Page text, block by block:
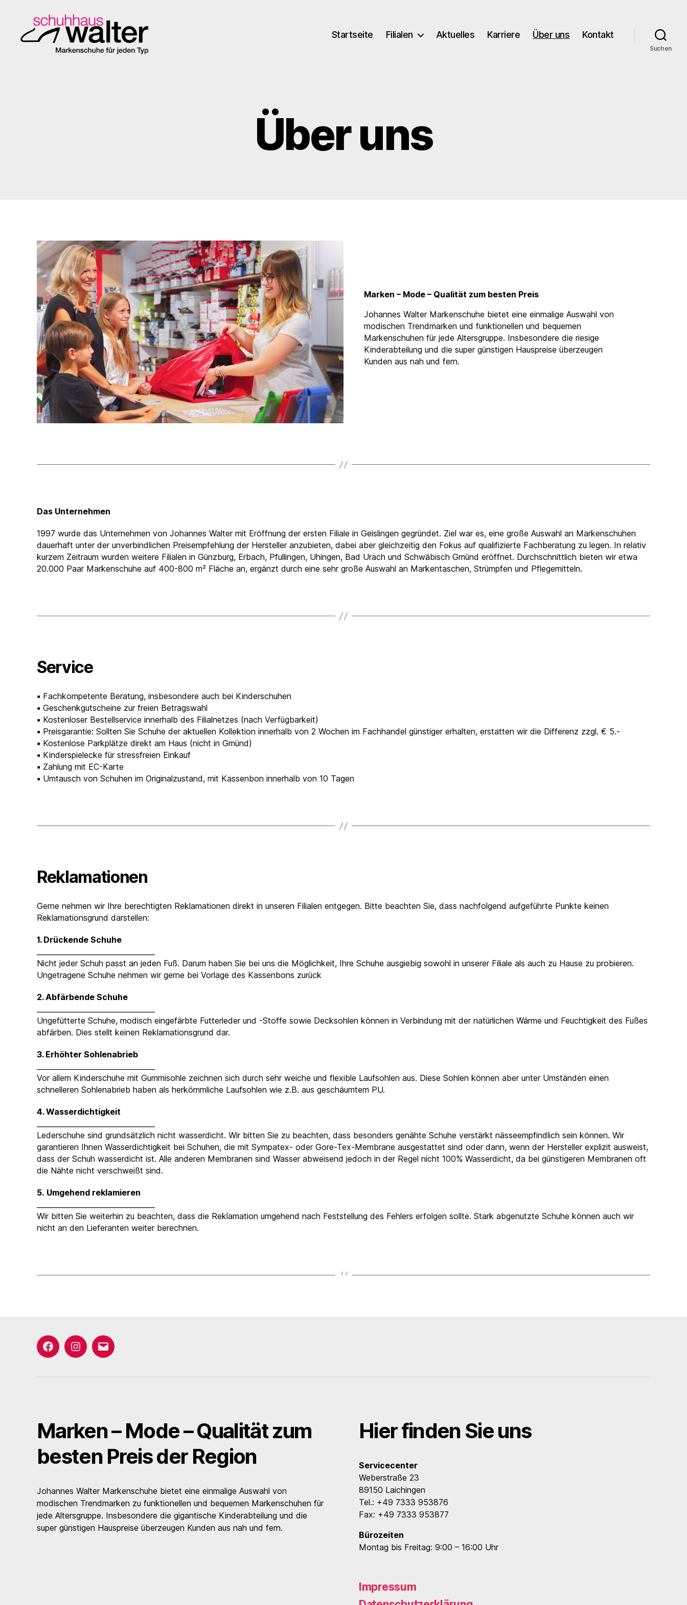
Startseite Filialen Aktuelles Karriere Über uns Kontakt
Suchen
Über uns
Marken – Mode – Qualität zum besten Preis
Johannes Walter Markenschuhe bietet eine einmalige Auswahl von
modischen Trendmarken und funktionellen und bequemen
Markenschuhen für jede Altersgruppe. Insbesondere die riesige
Kinderabteilung und die super günstigen Hauspreise überzeugen
Kunden aus nah und fern.
Das Unternehmen
1997 wurde das Unternehmen von Johannes Walter mit Eröffnung der ersten Filiale in Geislingen gegründet. Ziel war es, eine große Auswahl an Markenschuhen
dauerhaft unter der unverbindlichen Preisempfehlung der Hersteller anzubieten, dabei aber gleichzeitig den Fokus auf qualifizierte Fachberatung zu legen. In relativ
kurzem Zeitraum wurden weitere Filialen in Günzburg, Erbach, Pfullingen, Uhingen, Bad Urach und Schwäbisch Gmünd eröffnet. Durchschnittlich bieten wir etwa
20.000 Paar Markenschuhe auf 400-800 m² Fläche an, ergänzt durch eine sehr große Auswahl an Markentaschen, Strümpfen und Pflegemitteln.
Service
▪︎ Fachkompetente Beratung, insbesondere auch bei Kinderschuhen
▪︎ Geschenkgutscheine zur freien Betragswahl
▪︎ Kostenloser Bestellservice innerhalb des Filialnetzes (nach Verfügbarkeit)
▪︎ Preisgarantie: Sollten Sie Schuhe der aktuellen Kollektion innerhalb von 2 Wochen im Fachhandel günstiger erhalten, erstatten wir die Differenz zzgl. € 5.-
▪︎ Kostenlose Parkplätze direkt am Haus (nicht in Gmünd)
▪︎ Kinderspielecke für stressfreien Einkauf
▪︎ Zahlung mit EC-Karte
▪︎ Umtausch von Schuhen im Originalzustand, mit Kassenbon innerhalb von 10 Tagen
Reklamationen
Gerne nehmen wir Ihre berechtigten Reklamationen direkt in unseren Filialen entgegen. Bitte beachten Sie, dass nachfolgend aufgeführte Punkte keinen
Reklamationsgrund darstellen:
1. Drückende Schuhe
Nicht jeder Schuh passt an jeden Fuß. Darum haben Sie bei uns die Möglichkeit, Ihre Schuhe ausgiebig sowohl in unserer Filiale als auch zu Hause zu probieren.
Ungetragene Schuhe nehmen wir gerne bei Vorlage des Kassenbons zurück
2. Abfärbende Schuhe
Ungefütterte Schuhe, modisch eingefärbte Futterleder und -Stoffe sowie Decksohlen können in Verbindung mit der natürlichen Wärme und Feuchtigkeit des Fußes
abfärben. Dies stellt keinen Reklamationsgrund dar.
3. Erhöhter Sohlenabrieb
Vor allem Kinderschuhe mit Gummisohle zeichnen sich durch sehr weiche und flexible Laufsohlen aus. Diese Sohlen können aber unter Umständen einen
schnelleren Sohlenabrieb haben als herkömmliche Laufsohlen wie z.B. aus geschäumtem PU.
4. Wasserdichtigkeit
Lederschuhe sind grundsätzlich nicht wasserdicht. Wir bitten Sie zu beachten, dass besonders genähte Schuhe verstärkt nässeempfindlich sein können. Wir
garantieren Ihnen Wasserdichtigkeit bei Schuhen, die mit Sympatex- oder Gore-Tex-Membrane ausgestattet sind oder dann, wenn der Hersteller explizit ausweist,
dass der Schuh wasserdicht ist. Alle anderen Membranen sind Wasser abweisend jedoch in der Regel nicht 100% Wasserdicht, da bei günstigeren Membranen oft
die Nähte nicht verschweißt sind.
5. Umgehend reklamieren
Wir bitten Sie weiterhin zu beachten, dass die Reklamation umgehend nach Feststellung des Fehlers erfolgen sollte. Stark abgenutzte Schuhe können auch wir
nicht an den Lieferanten weiter berechnen.
FacebookInstagram
E-
Marken – Mode – Qualität zum
besten Preis der Region
Johannes Walter Markenschuhe bietet eine einmalige Auswahl von
modischen Trendmarken zu funktionellen und bequemen Markenschuhen für
jede Altersgruppe. Insbesondere die gigantische Kinderabteilung und die
super günstigen Hauspreise überzeugen Kunden aus nah und fern.
Hier finden Sie uns
Servicecenter
Weberstraße 23
89150 Laichingen
Tel.: +49 7333 953876
Fax: +49 7333 953877
Bürozeiten
Montag bis Freitag: 9:00 – 16:00 Uhr
Impressum